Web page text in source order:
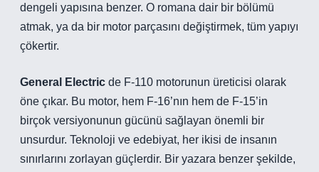
dengeli yapısına benzer. O romana dair bir bölümü
atmak, ya da bir motor parçasını değiştirmek, tüm yapıyı
çökertir.
General Electric de F-110 motorunun üreticisi olarak
öne çıkar. Bu motor, hem F-16’nın hem de F-15’in
birçok versiyonunun gücünü sağlayan önemli bir
unsurdur. Teknoloji ve edebiyat, her ikisi de insanın
sınırlarını zorlayan güçlerdir. Bir yazara benzer şekilde,